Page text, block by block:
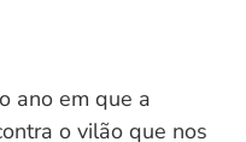
ano em que a
o vilão que nos